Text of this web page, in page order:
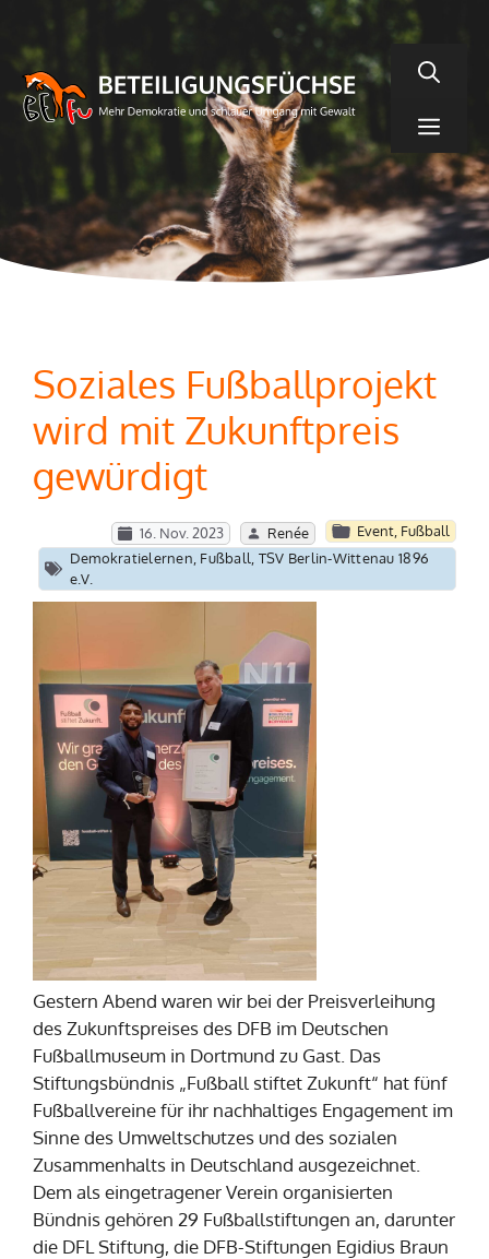
springen
Soziales Fußballprojekt
wird mit Zukunftpreis
gewürdigt
16. Nov. 2023 Renée Event, Fußball
Demokratielernen Fußball TSV Berlin-Wittenau 1896
e.V.
Gestern Abend waren wir bei der Preisverleihung
des Zukunftspreises des DFB im Deutschen
Fußballmuseum in Dortmund zu Gast. Das
Stiftungsbündnis „Fußball stiftet Zukunft“ hat fünf
Fußballvereine für ihr nachhaltiges Engagement im
Sinne des Umweltschutzes und des sozialen
Zusammenhalts in Deutschland ausgezeichnet.
Dem als eingetragener Verein organisierten
Bündnis gehören 29 Fußballstiftungen an, darunter
die DFL Stiftung, die DFB-Stiftungen Egidius Braun